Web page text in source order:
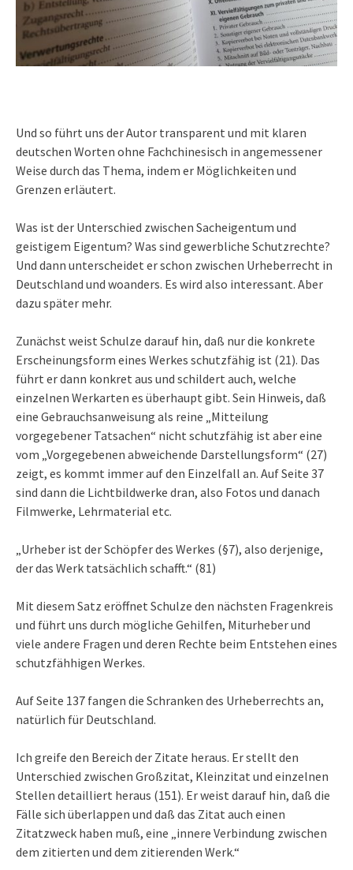
Und so führt uns der Autor transparent und mit klaren
deutschen Worten ohne Fachchinesisch in angemessener
Weise durch das Thema, indem er Möglichkeiten und
Grenzen erläutert.
Was ist der Unterschied zwischen Sacheigentum und
geistigem Eigentum? Was sind gewerbliche Schutzrechte?
Und dann unterscheidet er schon zwischen Urheberrecht in
Deutschland und woanders. Es wird also interessant. Aber
dazu später mehr.
Zunächst weist Schulze darauf hin, daß nur die konkrete
Erscheinungsform eines Werkes schutzfähig ist (21). Das
führt er dann konkret aus und schildert auch, welche
einzelnen Werkarten es überhaupt gibt. Sein Hinweis, daß
eine Gebrauchsanweisung als reine „Mitteilung
vorgegebener Tatsachen“ nicht schutzfähig ist aber eine
vom „Vorgegebenen abweichende Darstellungsform“ (27)
zeigt, es kommt immer auf den Einzelfall an. Auf Seite 37
sind dann die Lichtbildwerke dran, also Fotos und danach
Filmwerke, Lehrmaterial etc.
„Urheber ist der Schöpfer des Werkes (§7), also derjenige,
der das Werk tatsächlich schafft.“ (81)
Mit diesem Satz eröffnet Schulze den nächsten Fragenkreis
und führt uns durch mögliche Gehilfen, Miturheber und
viele andere Fragen und deren Rechte beim Entstehen eines
schutzfähhigen Werkes.
Auf Seite 137 fangen die Schranken des Urheberrechts an,
natürlich für Deutschland.
Ich greife den Bereich der Zitate heraus. Er stellt den
Unterschied zwischen Großzitat, Kleinzitat und einzelnen
Stellen detailliert heraus (151). Er weist darauf hin, daß die
Fälle sich überlappen und daß das Zitat auch einen
Zitatzweck haben muß, eine „innere Verbindung zwischen
dem zitierten und dem zitierenden Werk.“